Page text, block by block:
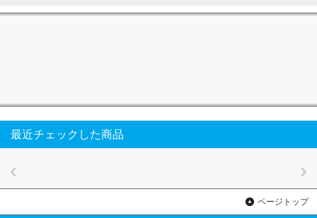
最近チェックした商品
ページトップ